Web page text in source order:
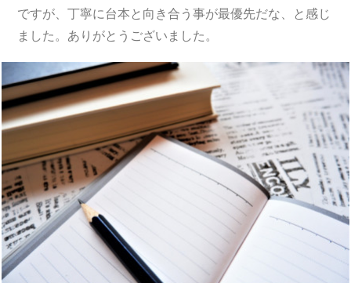
ですが、丁寧に台本と向き合う事が最優先だな、と感じ
ました。ありがとうございました。